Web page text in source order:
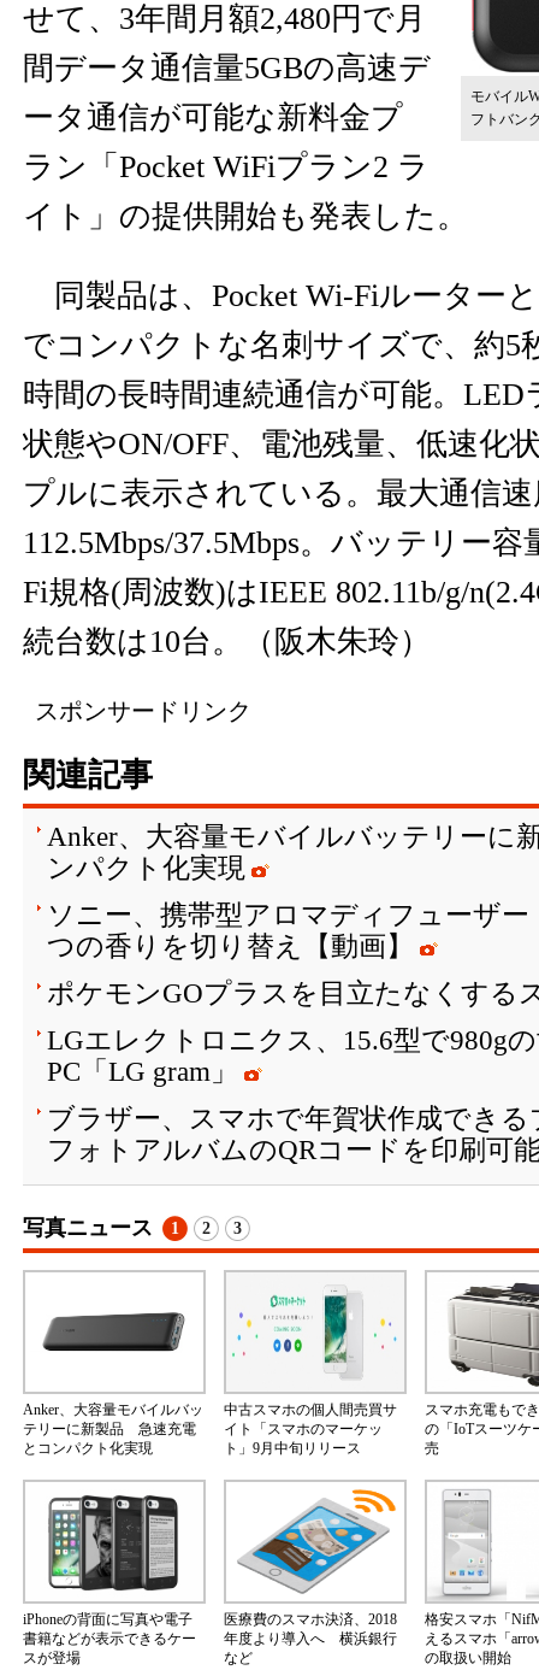
モバイル
フトバン
せて、3年間月額2,480円で月
間データ通信量5GBの高速デ
ータ通信が可能な新料金プ
ラン「Pocket WiFiプラン2 ラ
イト」の提供開始も発表した。
同製品は、Pocket Wi-Fiルーター
でコンパクトな名刺サイズで、約5
時間の長時間連続通信が可能。
状態やON/OFF、電池残量、低速化
プルに表示されている。最大通信
112.5Mbps/37.5Mbps。バッテリー
Fi規格(周波数)はIEEE 802.11b/g/
続台数は10台。（阪木朱玲）
スポンサードリンク
関連記事
Anker、大容量モバイルバッテリー
ンパクト化実現
ソニー、携帯型アロマディフューザ
つの香りを切り替え【動画】
ポケモンGOプラスを目立たなくする
LGエレクトロニクス、15.6型で980g
PC「LG gram」
ブラザー、スマホで年賀状作成でき
フォトアルバムのQRコードを印刷可
写真ニュース 1 2 3
Anker、大容量モバイルバッ
テリーに新製品 急速充電
とコンパクト化実現
中古スマホの個人間売買サ
イト「スマホのマーケッ
ト」9月中旬リリース
スマホ充電もで
の「IoTスーツケ
売
iPhoneの背面に写真や電子
書籍などが表示できるケー
スが登場
医療費のスマホ決済、2018
年度より導入へ 横浜銀行
など
格安スマホ「
えるスマホ「
の取扱い開始